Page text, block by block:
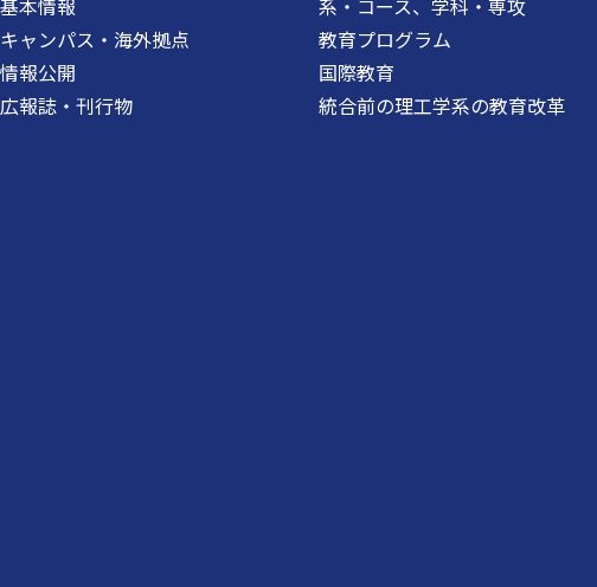
キャンパス・海外拠点
情報公開
広報誌・刊行物
教育プログラム
国際教育
統合前の理工学系の教育改革